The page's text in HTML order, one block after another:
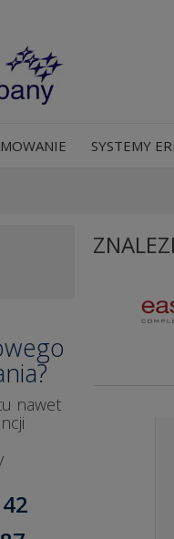
SYSTEMY
nawet